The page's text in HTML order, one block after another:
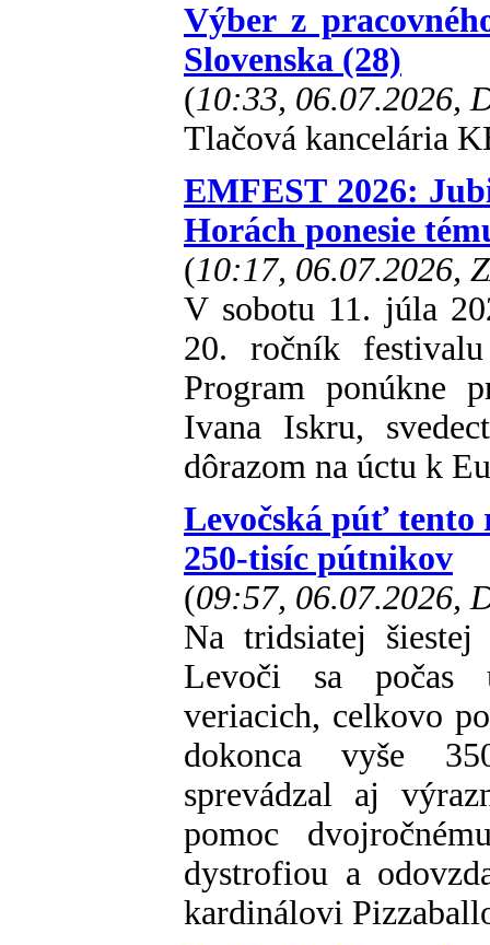
Výber z
Slovenska (28)
(10:33, 06.07.2026,
Tlačová kancelária
EMFEST 2026:
Horách ponesie
(10:17, 06.07.2026,
V sobotu 11. júla
20. ročník
Program ponúkne
Ivana Iskru,
dôrazom na úctu k
Levočská púť
250-tisíc pútnikov
(09:57, 06.07.2026,
Na tridsiatej
Levoči sa počas
veriacich, celkovo
dokonca vyše
sprevádzal aj
pomoc
dystrofiou a
kardinálovi